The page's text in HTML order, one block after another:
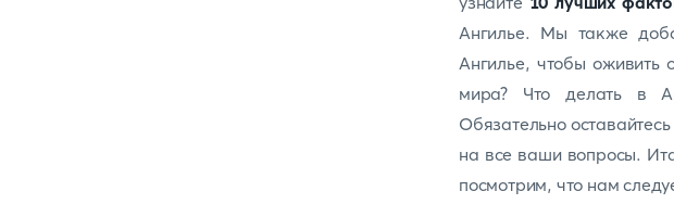
Ангилье. Мы также
Ангилье, чтобы оживить
мира? Что делать в
Обязательно
на все ваши вопросы.
посмотрим, что нам